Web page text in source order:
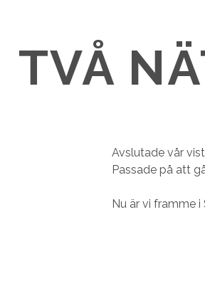
TVÅ
Avslutade vår
Passade på att
Nu är vi framme